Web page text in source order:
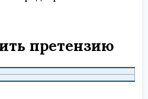
претензию